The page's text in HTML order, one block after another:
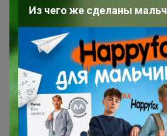
Цена:256
Из чего же сделаны